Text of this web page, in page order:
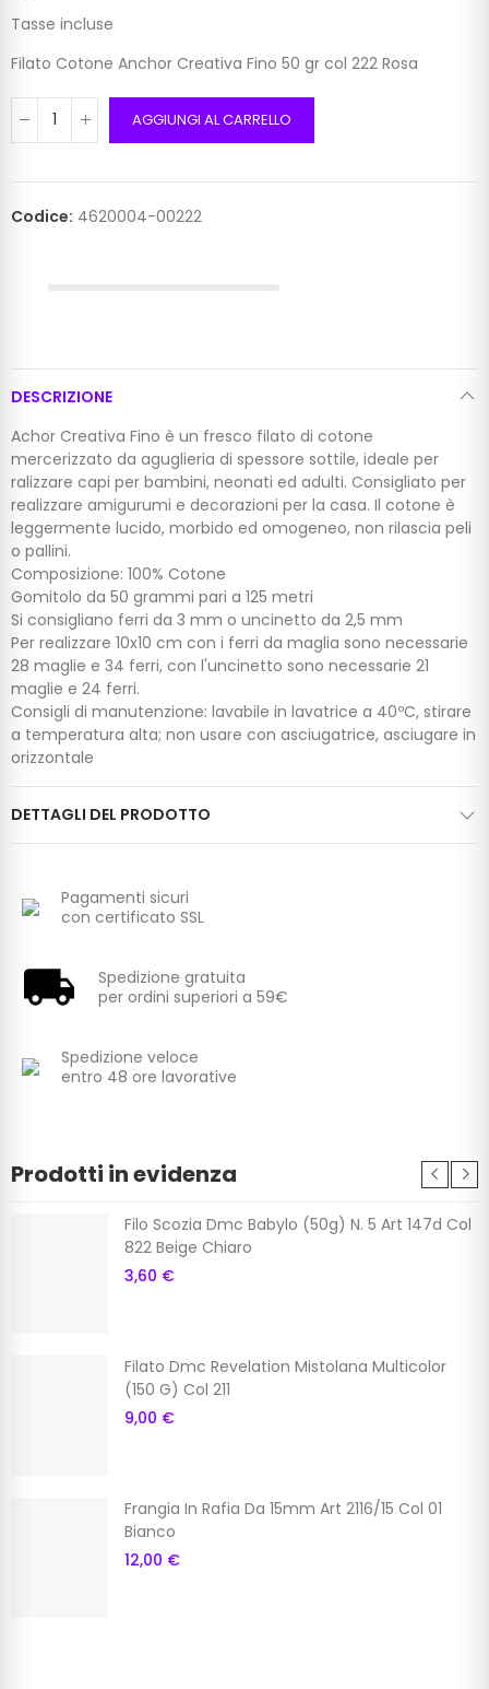
Tasse incluse
Filato Cotone Anchor Creativa Fino 50 gr col 222 Rosa
AGGIUNGI AL CARRELLO
Codice: 4620004-00222
DESCRIZIONE
Achor Creativa Fino è un fresco filato di cotone
mercerizzato da aguglieria di spessore sottile, ideale per
ralizzare capi per bambini, neonati ed adulti. Consigliato per
realizzare amigurumi e decorazioni per la casa. Il cotone è
leggermente lucido, morbido ed omogeneo, non rilascia peli
o pallini.
Composizione: 100% Cotone
Gomitolo da 50 grammi pari a 125 metri
Si consigliano ferri da 3 mm o uncinetto da 2,5 mm
Per realizzare 10x10 cm con i ferri da maglia sono necessarie
28 maglie e 34 ferri, con l'uncinetto sono necessarie 21
maglie e 24 ferri.
Consigli di manutenzione: lavabile in lavatrice a 40ºC, stirare
a temperatura alta; non usare con asciugatrice, asciugare in
orizzontale
DETTAGLI DEL PRODOTTO
Pagamenti sicuri
con certificato SSL
Spedizione gratuita
per ordini superiori a 59€
Spedizione veloce
entro 48 ore lavorative
Prodotti in evidenza
Filo Scozia Dmc Babylo (50g) N. 5 Art 147d Col
822 Beige Chiaro
3,60 €
Filato Dmc Revelation Mistolana Multicolor
(150 G) Col 211
9,00 €
Frangia In Rafia Da 15mm Art 2116/15 Col 01
Bianco
12,00 €